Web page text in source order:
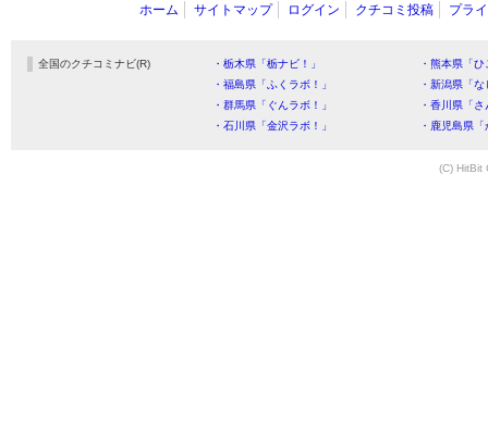
ホーム サイトマップ ログイン クチコミ投稿 プラ
全国のクチコミナビ(R) ・栃木県「栃ナビ！」
・熊本県「
・福島県「ふくラボ！」
・新潟県「
・群馬県「ぐんラボ！」
・香川県「
・石川県「金沢ラボ！」
・鹿児島県
(C) HitBit